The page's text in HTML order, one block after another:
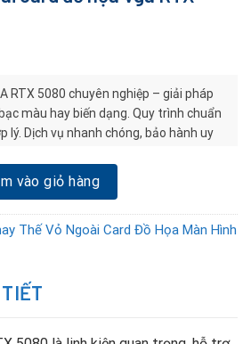
RTX 5080 chuyên nghiệp – giải pháp
màu hay biến dạng. Quy trình chuẩn
lý. Dịch vụ nhanh chóng, bảo hành uy
họa Vga RTX 5080 số lượng
vào giỏ hàng
Thế Vỏ Ngoài Card Đồ Họa Màn Hình